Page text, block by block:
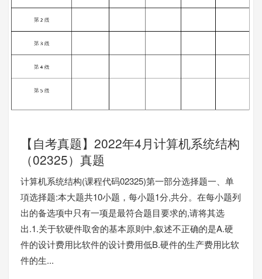
【自考真题】2022年4月计算机系统结构
（02325）真题
计算机系统结构(课程代码02325)第一部分选择题一、单
項选择题:本大题共10小题，每小题1分,共分。在每小题列
出的备选项中只有一项是最符合题目要求的,请将其选
出.1.关于软硬件取舍的基本原则中,叙述不正确的是A.硬
件的设计费用比软件的设计费用低B.硬件的生产费用比软
件的生...